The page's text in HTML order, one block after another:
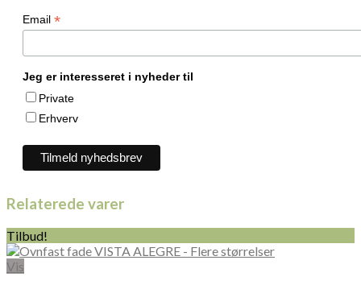
Email *
Jeg er interesseret i nyheder til
Private
Erhverv
Relaterede varer
Tilbud!
Vis